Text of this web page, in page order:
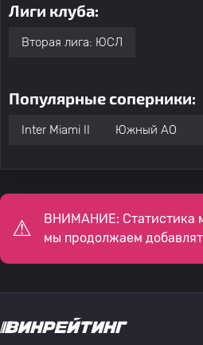
Лиги клуба:
Вторая лига: ЮСЛ
Популярные соперники:
Inter Miami II Южный АО
ВНИМАНИЕ: Статистика
мы продолжаем